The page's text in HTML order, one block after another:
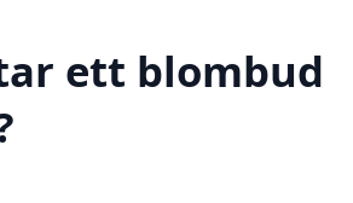
ett blombud